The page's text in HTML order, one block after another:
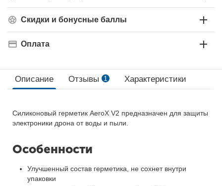
Скидки и бонусные баллы
Оплата
Описание Отзывы 1 Характеристики
Силиконовый герметик AeroX V2 предназначен для защиты
электроники дрона от воды и пыли.
Особенности
Улучшенный состав герметика, не сохнет внутри
упаковки